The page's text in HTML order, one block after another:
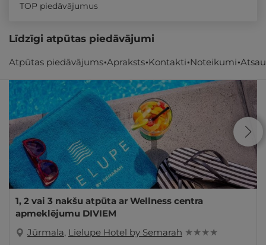
Atpūtas piedāvājums Apraksts Kontakti Noteikumi
TOP piedāvājumus
Līdzīgi atpūtas piedāvājumi
- 29% REZERVĀCIJAinternetā
1, 2 vai 3 nakšu atpūta ar Wellness centra
apmeklējumu DIVIEM
Jūrmala, Lielupe Hotel by Semarah ★ ★ ★ ★